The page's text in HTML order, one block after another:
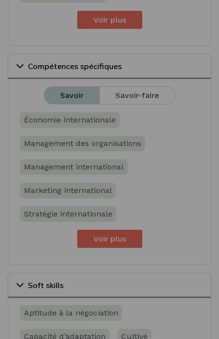
Voir plus
Compétences spécifiques
Savoir Savoir-faire
Économie internationale
Management des organisations
Management international
Marketing international
Stratégie internationale
Voir plus
Soft skills
Aptitude à la négociation
Capacité d’adaptation Cultivé